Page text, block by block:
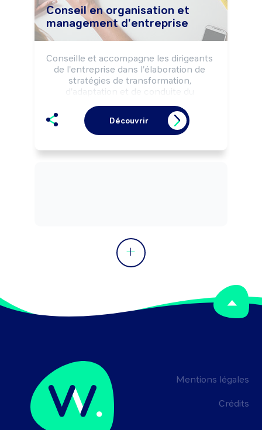
Conseil en organisation et
management d'entreprise
Conseille et accompagne les dirigeants
de l'entreprise dans l'élaboration de
stratégies de transformation,
d'adaptation et de conduite du
changements organisationnels et
managériaux (humains, technologiques,
financiers, informatiques, démarche
attendues. Peut coordonner l'activité
Découvrir
Mentions légales
Crédits